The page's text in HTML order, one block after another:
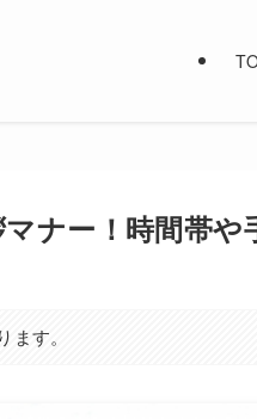
ナー！時間帯や
す。